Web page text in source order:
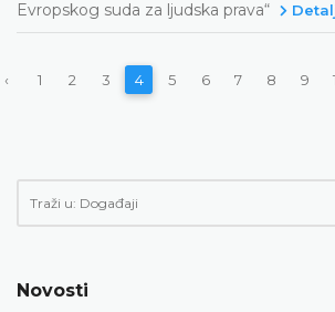
Evropskog suda za ljudska prava“
‹ 1 2 3 4 5 6 7 8 9
Novosti